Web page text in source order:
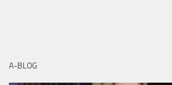
A-BLOG